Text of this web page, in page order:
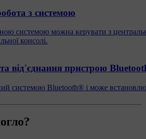
з системою
системою можна керувати з
консолі.
від'єднання пристрою
системою Bluetooth® і може